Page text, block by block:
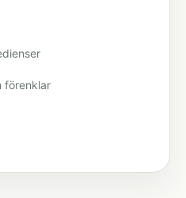
förenklar